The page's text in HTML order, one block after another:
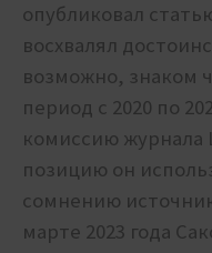
опубликовал
восхвалял
возможно, знаком
период с 2020 по
комиссию журнала
позицию он
сомнению
марте 2023 года